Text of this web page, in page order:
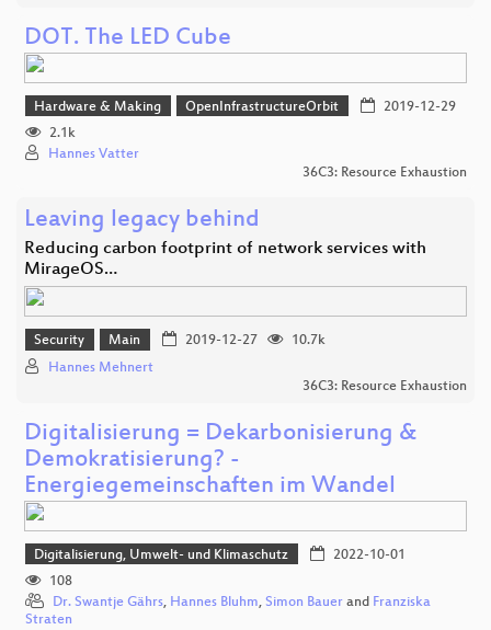
DOT. The LED Cube
Hardware & Making OpenInfrastructureOrbit
2019-12-29
2.1k
Hannes Vatter
36C3: Resource Exhaustion
Leaving legacy behind
Reducing carbon footprint of network services with
MirageOS…
Security Main 2019-12-27
10.7k
Hannes Mehnert
36C3: Resource Exhaustion
Digitalisierung = Dekarbonisierung &
Demokratisierung? -
Energiegemeinschaften im Wandel
Digitalisierung, Umwelt- und Klimaschutz
2022-10-01
108
Dr. Swantje Gährs, Hannes Bluhm, Simon Bauer and Franziska
Straten